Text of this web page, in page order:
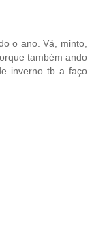
o ano. Vá, minto,
também ando
inverno tb a faço